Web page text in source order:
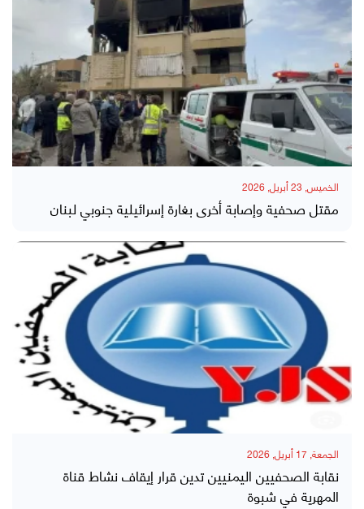
الخميس, 23 أبريل, 2026
مقتل صحفية وإصابة أخرى بغارة إسرائيلية جنوبي لبنان
الجمعة, 17 أبريل, 2026
نقابة الصحفيين اليمنيين تدين قرار إيقاف نشاط قناة
المهرية في شبوة